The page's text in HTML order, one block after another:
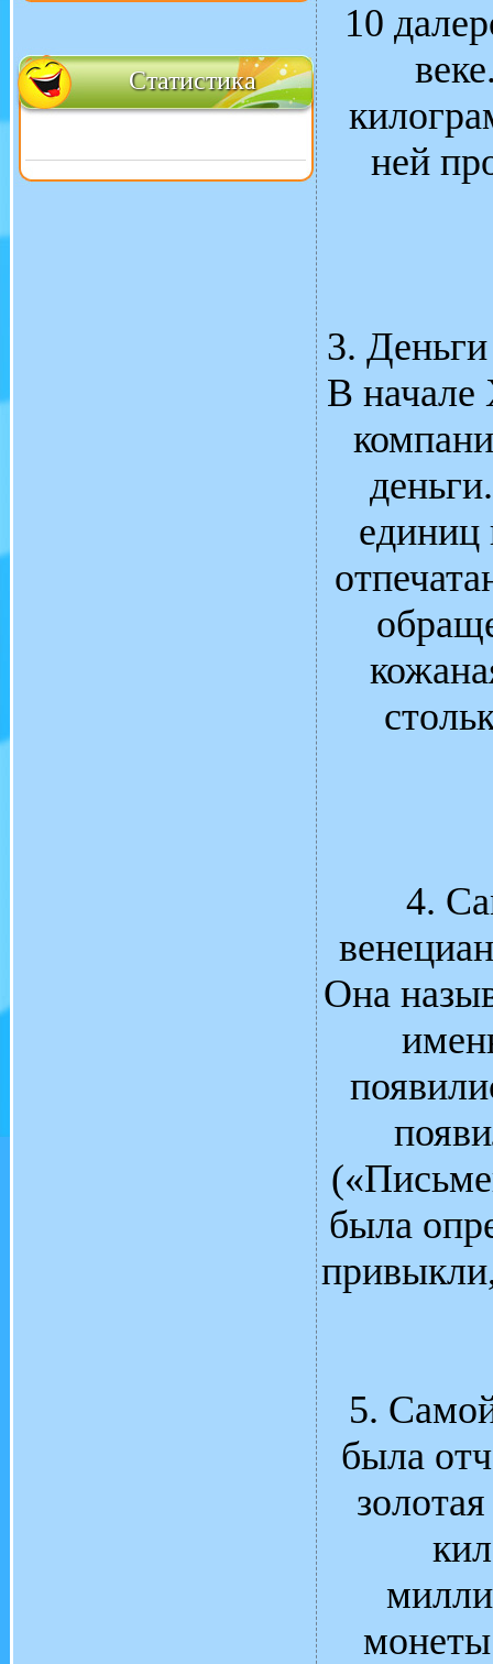
Статистика
10
ней
3.
В начале
единиц
4.
Она
была
5.
была
монеты